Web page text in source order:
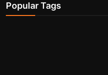
Popular Tags